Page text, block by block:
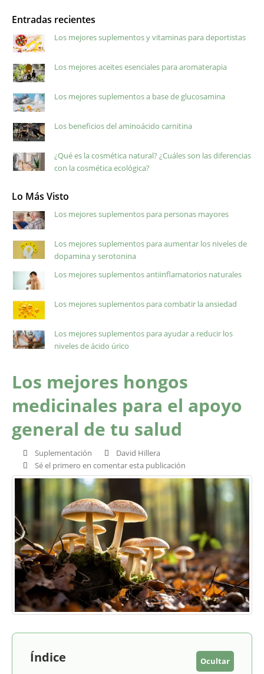
Entradas recientes
Los mejores suplementos y vitaminas para deportistas
Los mejores aceites esenciales para aromaterapia
Los mejores suplementos a base de glucosamina
Los beneficios del aminoácido carnitina
¿Qué es la cosmética natural? ¿Cuáles son las diferencias
con la cosmética ecológica?
Lo Más Visto
Los mejores suplementos para personas mayores
Los mejores suplementos para aumentar los niveles de
dopamina y serotonina
Los mejores suplementos antiinflamatorios naturales
Los mejores suplementos para combatir la ansiedad
Los mejores suplementos para ayudar a reducir los
niveles de ácido úrico
Los mejores hongos
medicinales para el apoyo
general de tu salud
Suplementación
David Hillera
Sé el primero en comentar esta publicación
Índice Ocultar